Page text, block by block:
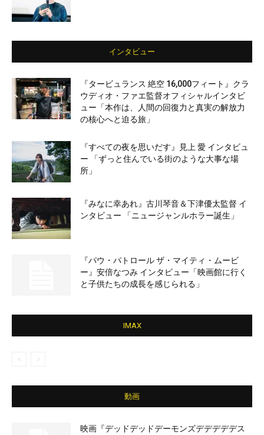
インタビュー
『タービュランス 絶空 16,000フィート』クラ
ウディオ・ファエ監督オフィシャルインタビ
ュー「本作は、人間の回復力と真実の解放力
の核心へと迫る旅」
『すべての夜を思いだす』見上 愛 インタビュ
ー 「ずっと住んでいる街のような大事な場
所」
『みなに幸あれ』古川琴音＆下津優太監督 イ
ンタビュー 「ニュージャンルホラー誕生」
『パウ・パトロール ザ・マイティ・ムービ
ー』安倍なつみ インタビュー「映画館に行く
と子供たちの成長を感じられる」
IMAX
動画
映画『デッドデッドデーモンズデデデデデス